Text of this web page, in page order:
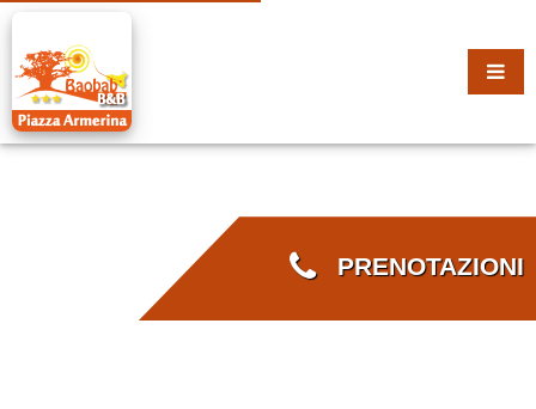
PRENOTAZIONI